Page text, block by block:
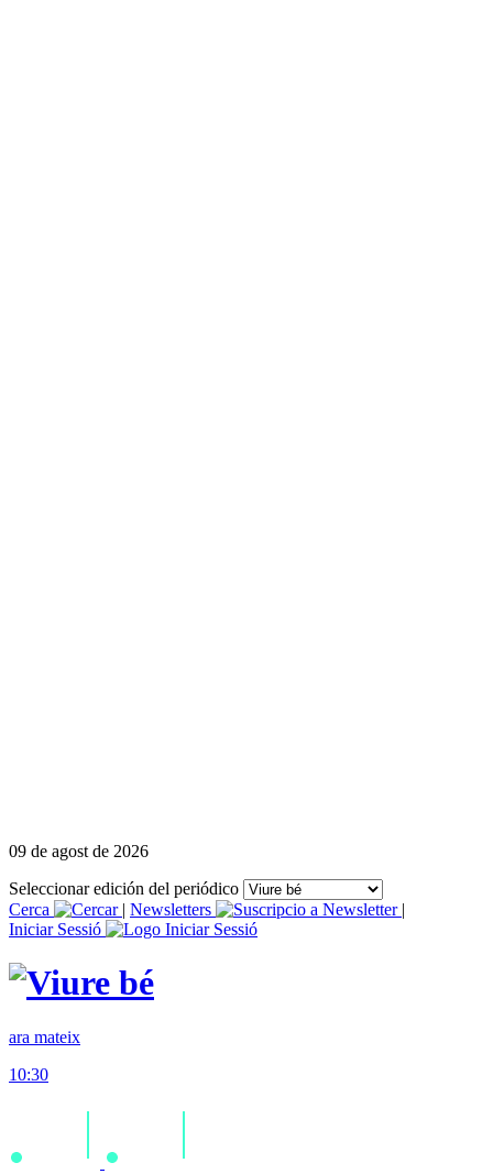
09 de agost de 2026
Seleccionar edición del periódico
Cerca
| Newsletters
|
Iniciar Sessió
ara mateix
10:30